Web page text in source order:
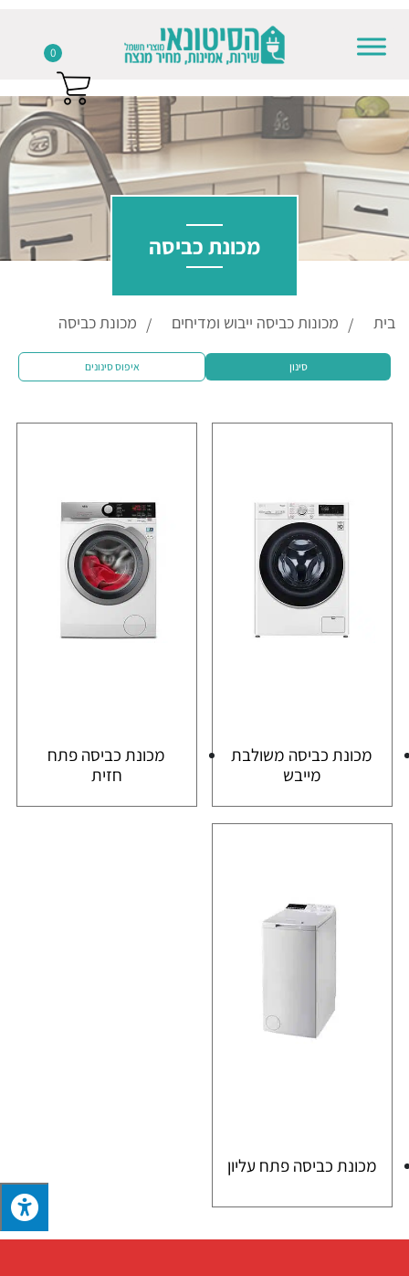
Skip to content
מכונת כביסה
בית מכונות כביסה ייבוש ומדיחים מכונת כביסה
סינון איפוס סינונים
מכונת כביסה משולבת
מייבש
מכונת כביסה פתח
חזית
מכונת כביסה פתח עליון
0